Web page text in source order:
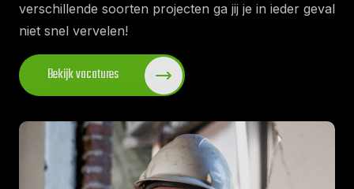
verschillende soorten projecten ga jij je in ieder geval
niet snel vervelen!
Bekijk vacatures